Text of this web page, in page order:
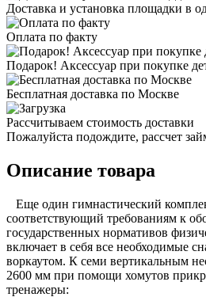
Доставка и установка площадки в
Оплата по факту
Подарок! Аксессуар при покупке
Бесплатная доставка по Москве
Рассчитываем стоимость доставки
Пожалуйста подождите, рассчет
Описание товара
Еще один гимнастический
соответствующий требованиям к
государственных нормативов
включает в себя все необходимые
воркаутом. К семи вертикальным
2600 мм при помощи хомутов
тренажеры: